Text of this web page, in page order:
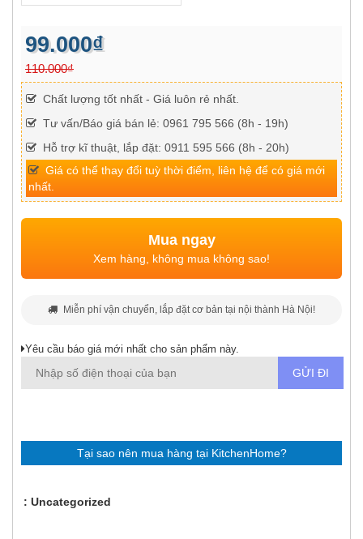
99.000₫
110.000₫
Chất lượng tốt nhất - Giá luôn rẻ nhất.
Tư vấn/Báo giá bán lẻ: 0961 795 566 (8h - 19h)
Hỗ trợ kĩ thuật, lắp đặt: 0911 595 566 (8h - 20h)
Giá có thể thay đổi tuỳ thời điểm, liên hệ để có giá mới
nhất.
Mua ngay
Xem hàng, không mua không sao!
Miễn phí vận chuyển, lắp đặt cơ bản tại nội thành Hà Nội!
Yêu cầu báo giá mới nhất cho sản phẩm này.
Tại sao nên mua hàng tại KitchenHome?
Uncategorized